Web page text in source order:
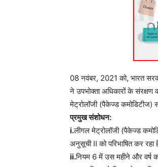
08 नवंबर, 2021 को, भारत
ने उपभोक्ता अधिकारों के संरक्षण
मेट्रोलॉजी (पैकेज्ड कमोडिटीज)
प्रमुख संशोधन:
i.लीगल मेट्रोलॉजी (पैकेज्ड
अनुसूची II को परिभाषित कर रहा
ii.नियम 6 में उस महीने और वर्ष